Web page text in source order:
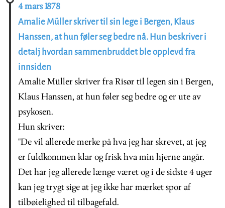
4 mars 1878
Amalie Müller skriver til sin lege i Bergen, Klaus
Hanssen, at hun føler seg bedre nå. Hun beskriver i
detalj hvordan sammenbruddet ble opplevd fra
innsiden
Amalie Müller skriver fra Risør til legen sin i Bergen,
Klaus Hanssen, at hun føler seg bedre og er ute av
psykosen.
Hun skriver:
"De vil allerede merke på hva jeg har skrevet, at jeg
er fuldkommen klar og frisk hva min hjerne angår.
Det har jeg allerede længe været og i de sidste 4 uger
kan jeg trygt sige at jeg ikke har mærket spor af
tilbøielighed til tilbagefald.